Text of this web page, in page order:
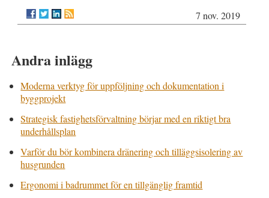
7 nov. 2019
Andra inlägg
Moderna verktyg för uppföljning och dokumentation i
byggprojekt
Strategisk fastighetsförvaltning börjar med en riktigt bra
underhållsplan
Varför du bör kombinera dränering och tilläggsisolering av
husgrunden
Ergonomi i badrummet för en tillgänglig framtid